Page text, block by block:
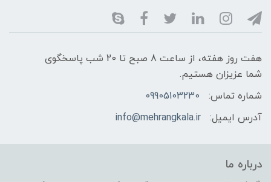
هفت روز هفته، از ساعت 8 صبح تا 20 شب پاسخگوی
شما عزیزان هستیم.
شماره تماس:
09905103230
آدرس ایمیل:
info@mehrangkala.ir
درباره ما